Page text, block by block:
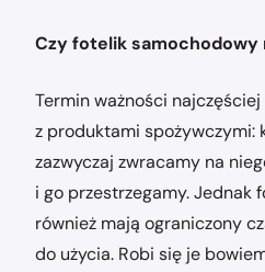
Czy fotelik samochodowy
Termin ważności
z produktami spożywczymi:
zazwyczaj zwracamy na
i go przestrzegamy. Jednak
również mają ograniczony
do użycia. Robi się je